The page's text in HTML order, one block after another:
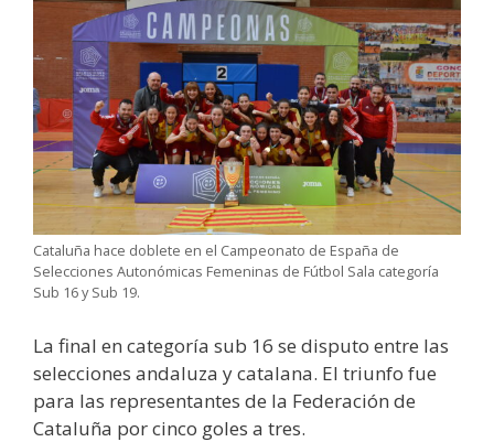
Cataluña hace doblete en el Campeonato de España de
Selecciones Autonómicas Femeninas de Fútbol Sala categoría
Sub 16 y Sub 19.
La final en categoría sub 16 se disputo entre las
selecciones andaluza y catalana. El triunfo fue
para las representantes de la Federación de
Cataluña por cinco goles a tres.